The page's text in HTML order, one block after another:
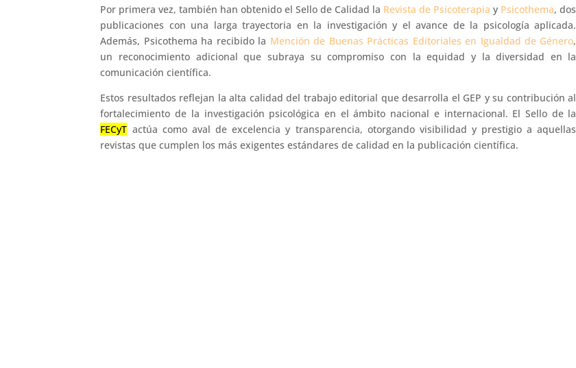
Por primera vez, también han obtenido el Sello de Calidad la Revista de Psicoterapia y Psicothema, dos
publicaciones con una larga trayectoria en la investigación y el avance de la psicología aplicada.
Además, Psicothema ha recibido la Mención de Buenas Prácticas Editoriales en Igualdad de Género,
un reconocimiento adicional que subraya su compromiso con la equidad y la diversidad en la
comunicación científica.
Estos resultados reflejan la alta calidad del trabajo editorial que desarrolla el GEP y su contribución al
fortalecimiento de la investigación psicológica en el ámbito nacional e internacional. El Sello de la
FECyT actúa como aval de excelencia y transparencia, otorgando visibilidad y prestigio a aquellas
revistas que cumplen los más exigentes estándares de calidad en la publicación científica.